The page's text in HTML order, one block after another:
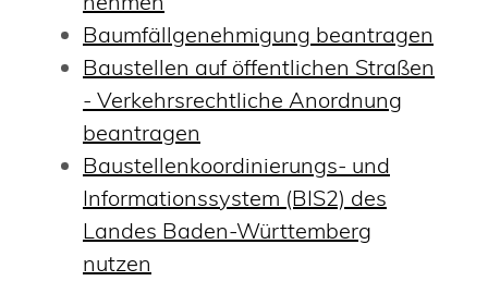
Baumfällgenehmigung beantragen
Baustellen auf öffentlichen Straßen
- Verkehrsrechtliche Anordnung
beantragen
Baustellenkoordinierungs- und
Informationssystem (BIS2) des
Landes Baden-Württemberg
nutzen